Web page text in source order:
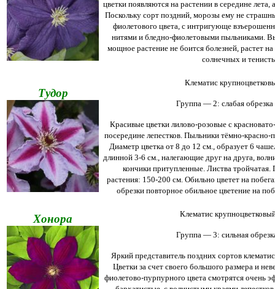
цветки появляются на растении в середине
Поскольку сорт поздний, морозы ему не
фиолетового цвета, с интригующе
нитями и бледно-фиолетовыми пыльниками.
мощное растение не боится болезней, растет
солнечных и
Тудор
Клематис
Группа — 2: слабая обрезка
Красивые цветки лилово-розовые с
посередине лепестков. Пыльники тёмно-
Диаметр цветка от 8 до 12 см., образует 6
длинной 3-6 см., налегающие друг на друга,
кончики притупленные. Листва тройчатая.
растения: 150-200 см. Обильно цветет на
обрезки повторное обильное цветение на
Хонора Клематис
Группа — 3: сильная
Яркий представитель поздних сортов
Цветки за счет своего большого размера и
фиолетово-пурпурного цвета смотрятся очень